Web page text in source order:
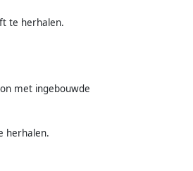
te herhalen.
met ingebouwde
herhalen.